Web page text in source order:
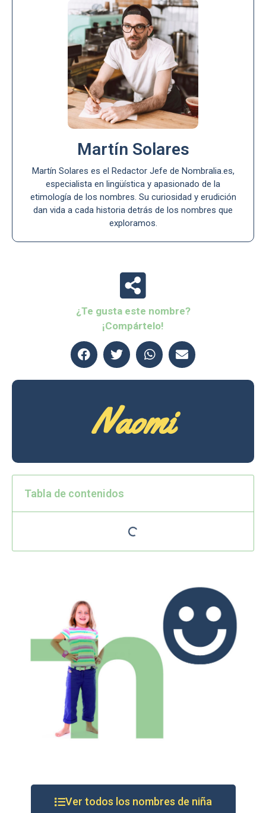
Martín Solares
Martín Solares es el Redactor Jefe de Nombralia.es,
especialista en lingüística y apasionado de la
etimología de los nombres. Su curiosidad y erudición
dan vida a cada historia detrás de los nombres que
exploramos.
¿Te gusta este nombre?
¡Compártelo!
Naomi
Tabla de contenidos
Ver todos los nombres de niña